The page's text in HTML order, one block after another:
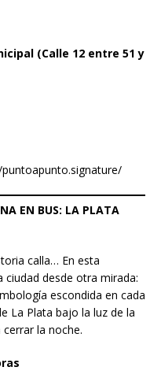
(Calle 12 entre 51 y
EN BUS: LA PLATA
calla… En esta
ciudad desde otra mirada:
escondida en cada
La Plata bajo la luz de la
la noche.